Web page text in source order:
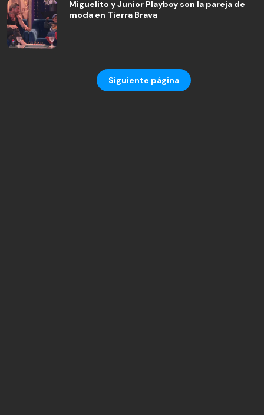
Miguelito y Junior Playboy son la pareja de
moda en Tierra Brava
Siguiente página